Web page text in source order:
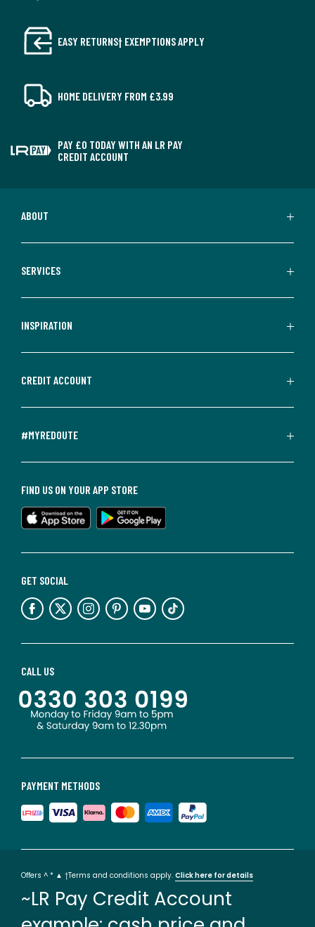
EASY RETURNS† EXEMPTIONS APPLY
HOME DELIVERY FROM £3.99
PAY £0 TODAY WITH AN LR PAY
CREDIT ACCOUNT
ABOUT
SERVICES
INSPIRATION
CREDIT ACCOUNT
#MYREDOUTE
PAYMENT METHODS
CALL US
GET SOCIAL
FIND US ON YOUR APP STORE
Offers ^ * ▲ †Terms and conditions apply. Click here for details
~LR Pay Credit Account